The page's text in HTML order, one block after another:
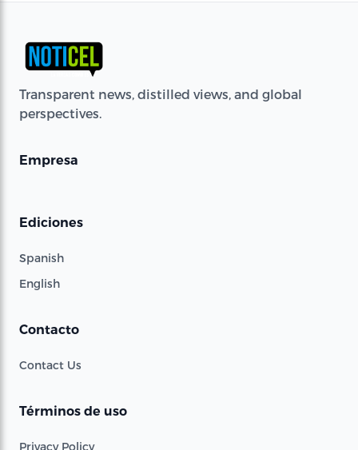
Transparent news, distilled views, and global
perspectives.
Empresa
Ediciones
Spanish
English
Contacto
Contact Us
Términos de uso
Privacy Policy